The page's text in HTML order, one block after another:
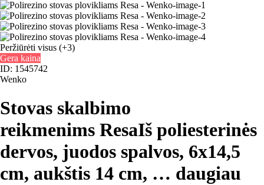
Peržiūrėti visus (+3)
Gera kaina
ID: 1545742
Wenko
Stovas skalbimo
reikmenims ResaIš poliesterinės
dervos, juodos spalvos, 6x14,5
cm, aukštis 14 cm, … daugiau